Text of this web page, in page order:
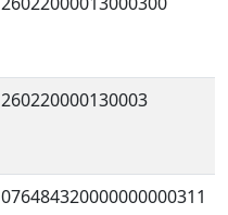
260220000130003
076484320000000000311